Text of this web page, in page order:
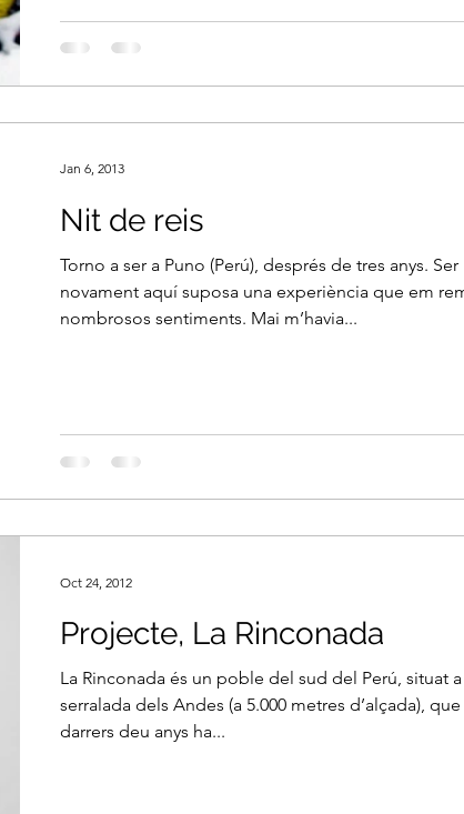
Nit de reis
Torno a ser a Puno (Perú), després de tres anys. Ser
novament aquí suposa una experiència que em
nombrosos sentiments. Mai m’havia...
Jan 6, 2013
Projecte, La Rinconada
La Rinconada és un poble del sud del Perú, situat
serralada dels Andes (a 5.000 metres d’alçada),
darrers deu anys ha...
Oct 24, 2012